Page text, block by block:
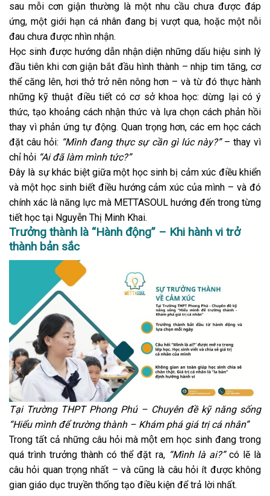
sau mỗi cơn giận thường là một nhu cầu chưa được đáp
ứng, một giới hạn cá nhân đang bị vượt qua, hoặc một nỗi
đau chưa được nhìn nhận.
Học sinh được hướng dẫn nhận diện những dấu hiệu sinh lý
đầu tiên khi cơn giận bắt đầu hình thành – nhịp tim tăng, cơ
thể căng lên, hơi thở trở nên nông hơn – và từ đó thực hành
những kỹ thuật điều tiết có cơ sở khoa học: dừng lại có ý
thức, tạo khoảng cách nhận thức và lựa chọn cách phản hồi
thay vì phản ứng tự động. Quan trọng hơn, các em học cách
đặt câu hỏi: “Mình đang thực sự cần gì lúc này?”– thay vì
chỉ hỏi “Ai đã làm mình tức?”
Đây là sự khác biệt giữa một học sinh bị cảm xúc điều khiển
và một học sinh biết điều hướng cảm xúc của mình – và đó
chính xác là năng lực mà METTASOUL hướng đến trong từng
tiết học tại Nguyễn Thị Minh Khai.
Trưởng thành là “Hành động” – Khi hành vi trở
thành bản sắc
Tại Trường THPT Phong Phú – Chuyên đề kỹ năng sống
“Hiểu mình để trường thành – Khám phá giá trị cá nhân”
Trong tất cả những câu hỏi mà một em học sinh đang trong
quá trình trưởng thành có thể đặt ra, “Mình là ai?”có lẽ là
câu hỏi quan trọng nhất – và cũng là câu hỏi ít được không
gian giáo dục truyền thống tạo điều kiện để trả lời nhất.